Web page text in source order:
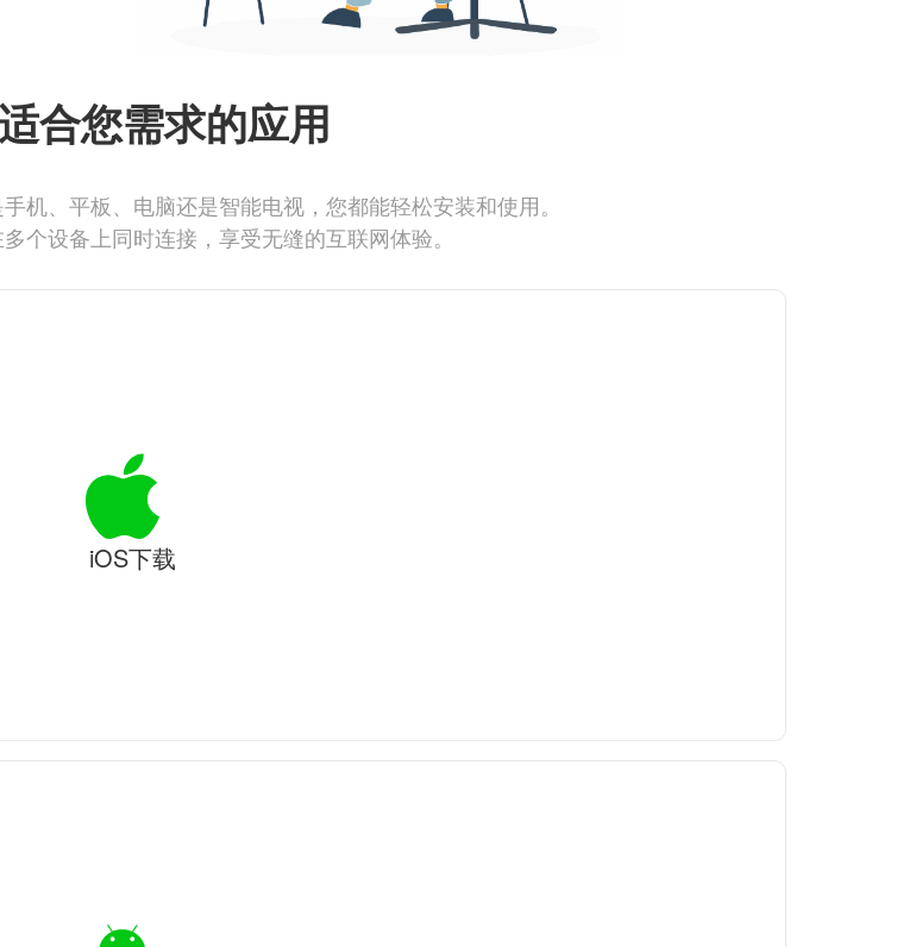
合您需求的应用
机、平板、电脑还是智能电视，您都能轻松安装和使用。
个设备上同时连接，享受无缝的互联网体验。
iOS下载